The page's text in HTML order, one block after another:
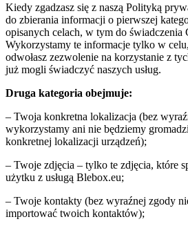
Kiedy zgadzasz się z naszą Polityką
do zbierania informacji o pierwszej
opisanych celach, w tym do świadczenia
Wykorzystamy te informacje tylko w
odwołasz zezwolenie na korzystanie z
już mogli świadczyć naszych usług.
Druga kategoria obejmuje:
– Twoja konkretna lokalizacja (bez
wykorzystamy ani nie będziemy
konkretnej lokalizacji urządzeń);
– Twoje zdjęcia – tylko te zdjęcia, które
użytku z usługą Blebox.eu;
– Twoje kontakty (bez wyraźnej zgody
importować twoich kontaktów);